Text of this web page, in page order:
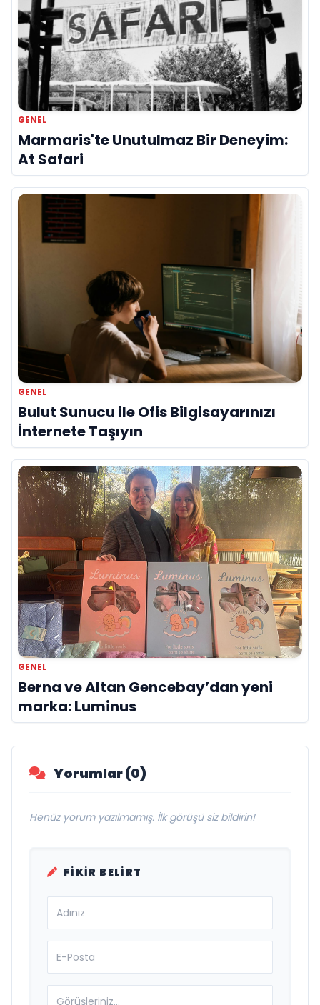
GENEL
Marmaris'te Unutulmaz Bir Deneyim:
At Safari
GENEL
Bulut Sunucu ile Ofis Bilgisayarınızı
İnternete Taşıyın
GENEL
Berna ve Altan Gencebay’dan yeni
marka: Luminus
Yorumlar (0)
Henüz yorum yazılmamış. İlk görüşü siz bildirin!
FIKIR BELIRT